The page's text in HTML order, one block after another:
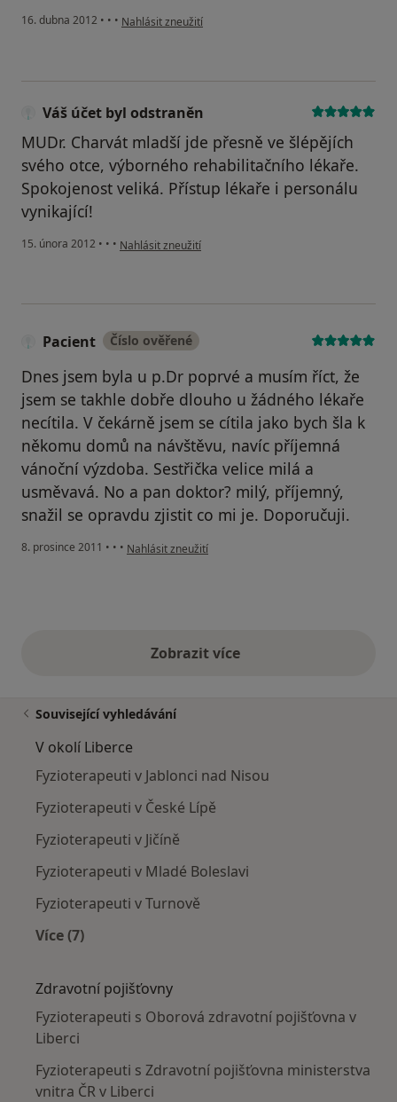
16. dubna 2012 • • • podle názoru uživatele Váš účet byl odstraněn
Nahlásit zneužití
Váš účet byl odstraněn
MUDr. Charvát mladší jde přesně ve šlépějích
svého otce, výborného rehabilitačního lékaře.
Spokojenost veliká. Přístup lékaře i personálu
vynikající!
15. února 2012 • • • podle názoru uživatele Váš účet byl odstraněn
Nahlásit zneužití
Pacient Číslo ověřené
Dnes jsem byla u p.Dr poprvé a musím říct, že
jsem se takhle dobře dlouho u žádného lékaře
necítila. V čekárně jsem se cítila jako bych šla k
někomu domů na návštěvu, navíc příjemná
vánoční výzdoba. Sestřička velice milá a
usměvavá. No a pan doktor? milý, příjemný,
snažil se opravdu zjistit co mi je. Doporučuji.
8. prosince 2011 • • • podle názoru uživatele Pacient
Nahlásit zneužití
Zobrazit vícevýše uvedené názory
Související vyhledávání
V okolí Liberce
Fyzioterapeuti v Jablonci nad Nisou
Fyzioterapeuti v České Lípě
Fyzioterapeuti v Jičíně
Fyzioterapeuti v Mladé Boleslavi
Fyzioterapeuti v Turnově
Více (7)
Zdravotní pojišťovny
Fyzioterapeuti s Oborová zdravotní pojišťovna v
Liberci
Fyzioterapeuti s Zdravotní pojišťovna ministerstva
vnitra ČR v Liberci